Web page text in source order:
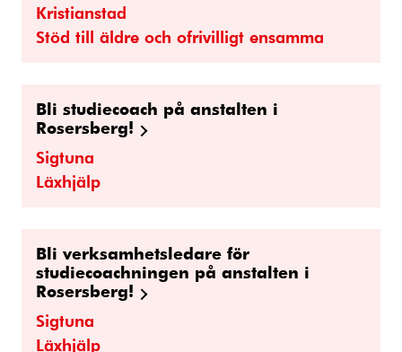
Kristianstad
Stöd till äldre och ofrivilligt ensamma
Bli studiecoach på anstalten i
Rosersberg!
Sigtuna
Läxhjälp
Bli verksamhetsledare för
studiecoachningen på anstalten i
Rosersberg!
Sigtuna
Läxhjälp